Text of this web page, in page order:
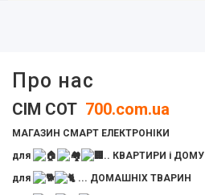
Залишити відгук
Про нас
СІМ СОТ 700.com.ua
МАГАЗИН СМАРТ ЕЛЕКТРОНІКИ
для
.. КВАРТИРИ і ДОМУ
для
... ДОМАШНІХ ТВАРИН